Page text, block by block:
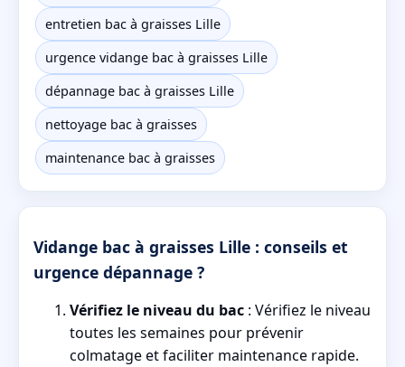
entretien bac à graisses Lille
urgence vidange bac à graisses Lille
dépannage bac à graisses Lille
nettoyage bac à graisses
maintenance bac à graisses
Vidange bac à graisses Lille : conseils et
urgence dépannage ?
Vérifiez le niveau du bac : Vérifiez le niveau
toutes les semaines pour prévenir
colmatage et faciliter maintenance rapide.